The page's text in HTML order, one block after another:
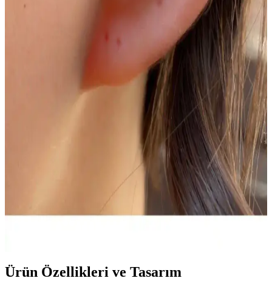
Vilma Aksesuar Kristal Taşlı ve Cerrahi Çelik
Piercing Karşılaştırması
Vilma Aksesuar'ın Kristal Taşlı ve Cerrahi Çelik Piercing ürünleri
arasındaki özellikler, kullanıcı yorumları ve tasarım farklarını
detaylandıran kapsamlı karşılaştırma.
Arescollection Cerrahi Çelik Zirkon Taşlı Gümüş
Renk Göbek Piercingi İnceleme ve Değerlendirme
Arescollection'un cerrahi çelik zirkon taşlı göbek piercingi, şık
tasarımı ve dayanıklılığıyla öne çıkıyor. Kullanıcı yorumları ve
bakım önerileriyle ürün hakkında kapsamlı bilgiler sunuluyor.
Arescollection Piercingleri Karşılaştırması: Cerrahi
Ürün Özellikleri ve Tasarım